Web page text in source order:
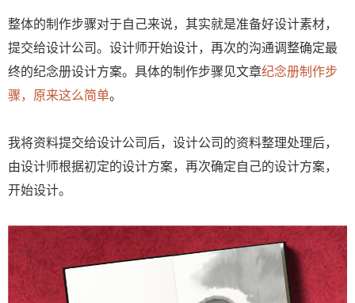
整体的制作步骤对于自己来说，其实就是准备好设计素材，
提交给设计公司。设计师开始设计，再次的沟通调整确定最
终的纪念册设计方案。具体的制作步骤见文章纪念册制作步
骤，原来这么简单。
我将资料提交给设计公司后，设计公司的资料整理处理后，
由设计师根据初定的设计方案，再次确定自己的设计方案，
开始设计。